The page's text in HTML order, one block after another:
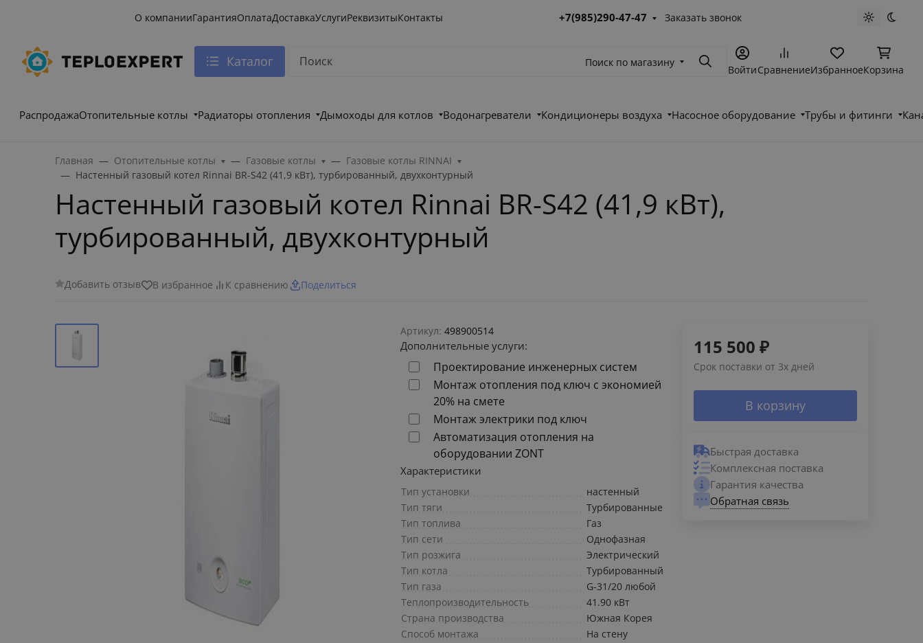
О компанииГарантияОплатаДоставкаУслугиРеквизитыКонтакты +7(985)290-47-47 Заказать звонок Светлая
Каталог Поиск по магазину ПоискВойтиСравнениеИзбранноеКорзина
РаспродажаОтопительные котлы Радиаторы отопления Дымоходы для котлов Водонагреватели Кондиционеры воздуха Насосное оборудование Трубы и фитинги
Главная Отопительные котлы Газовые котлы
Газовые котлы RINNAI
Настенный газовый котел Rinnai BR-S42 (41,9 кВт), турбированный, двухконтурный
Настенный газовый котел Rinnai BR-S42 (41,9 кВт),
турбированный, двухконтурный
Добавить отзыв В избранное К сравнению Поделиться
Артикул: 498900514
Дополнительные услуги:
Проектирование инженерных систем
Монтаж отопления под ключ с экономией
20% на смете
Монтаж электрики под ключ
Автоматизация отопления на
оборудовании ZONT
Характеристики
Тип установки
настенный
Тип тяги
Турбированные
Тип топлива
Газ
Тип сети
Однофазная
Тип розжига
Электрический
Тип котла
Турбированный
Тип газа
G-31/20 любой
Теплопроизводительность
41.90 кВт
Страна производства
Южная Корея
Способ монтажа
На стену
115 500 ₽
Срок поставки от 3х дней
В корзину
Быстрая доставка
Комплексная поставка
Гарантия качества
Обратная связь